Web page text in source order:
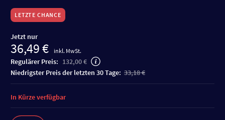
LETZTE CHANCE
Jetzt nur
36,49 € inkl. MwSt.
Regulärer Preis: 132,00 €
niedrigster Preis der letzten 30 Tage: 33,18 €
In Kürze verfügbar